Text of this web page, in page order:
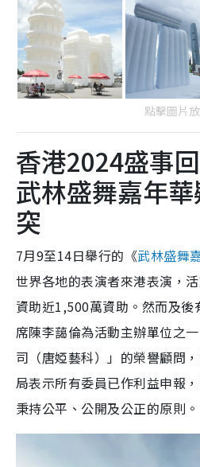
點擊圖片
香港2024盛事
武林盛舞嘉年
突
7月9至14日舉行的《武林盛舞
世界各地的表演者來港表演，
資助近1,500萬資助。然而及後
席陳李藹倫為活動主辦單位之
司（唐婭藝科）」的榮譽顧問
局表示所有委員已作利益申報
秉持公平、公開及公正的原則。